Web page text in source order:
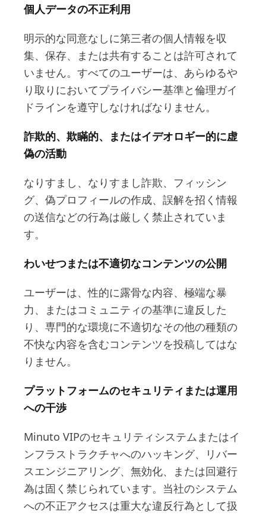
個人データの不正利用
明示的な同意なしに第三者の個人情報を収
集、保存、または共有することは許可されて
いません。すべてのユーザーは、あらゆるや
り取りにおいてプライバシー基準と倫理ガイ
ドラインを遵守しなければなりません。
詐欺的、欺瞞的、またはイデオロギー的に虚
偽の活動
なりすまし、なりすまし詐欺、フィッシン
グ、偽プロフィールの作成、誤解を招く情報
の送信などの行為は厳しく禁止されていま
す。
わいせつまたは不適切なコンテンツの公開
ユーザーは、性的に露骨な内容、極端な暴
力、またはコミュニティの基準に違反した
り、専門的な環境に不適切なその他の種類の
不快な内容を含むコンテンツを投稿してはな
りません。
プラットフォームのセキュリティまたは運用
への干渉
Minuto VIPのセキュリティシステムまたはイ
ンフラストラクチャへのハッキング、リバー
スエンジニアリング、無効化、または回避行
為は固く禁じられています。当社のシステム
への不正アクセスは重大な違反行為として扱